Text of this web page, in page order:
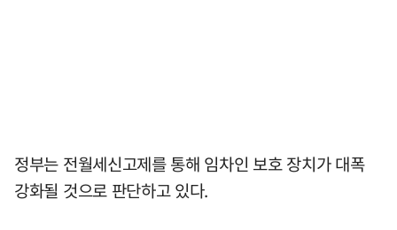
정부는 전월세신고제를 통해 임차인 보호 장치가 대폭
강화될 것으로 판단하고 있다.